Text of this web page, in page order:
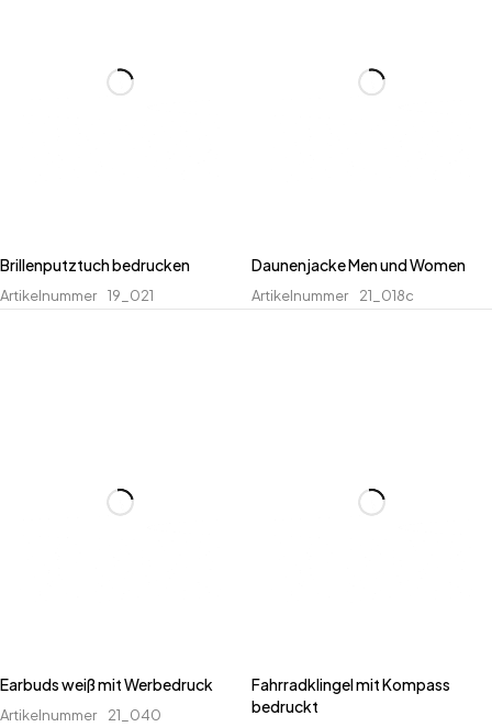
Brillenputztuch bedrucken
Artikelnummer 19_021
Daunenjacke Men und Women
Artikelnummer 21_018c
Earbuds weiß mit Werbedruck
Artikelnummer 21_040
Fahrradklingel mit Kompass
bedruckt